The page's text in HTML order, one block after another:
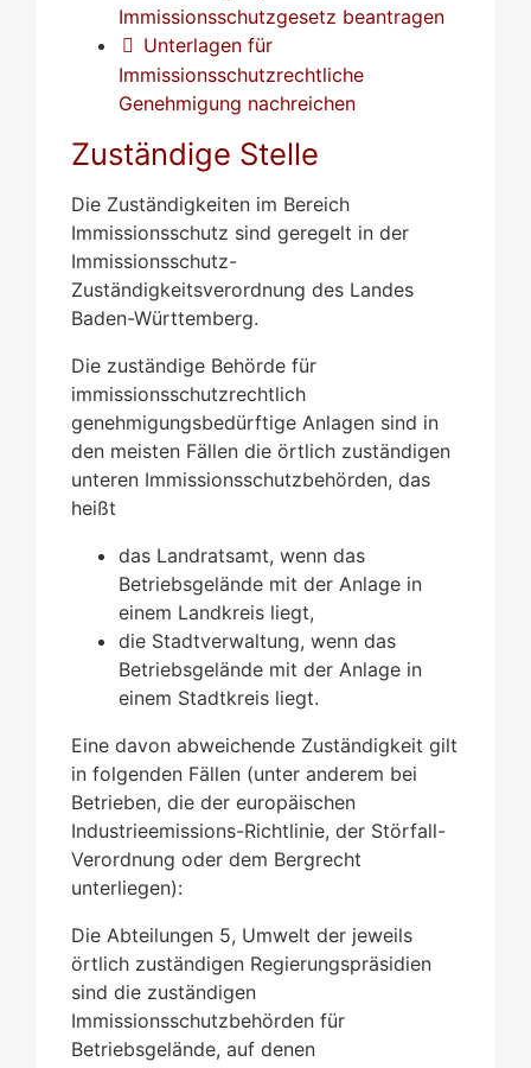
Immissionsschutzgesetz beantragen
Unterlagen für
Immissionsschutzrechtliche
Genehmigung nachreichen
Zuständige Stelle
Die Zuständigkeiten im Bereich
Immissionsschutz sind geregelt in der
Immissionsschutz-
Zuständigkeitsverordnung des Landes
Baden-Württemberg.
Die zuständige Behörde für
immissionsschutzrechtlich
genehmigungsbedürftige Anlagen sind in
den meisten Fällen die örtlich zuständigen
unteren Immissionsschutzbehörden, das
heißt
das Landratsamt, wenn das
Betriebsgelände mit der Anlage in
einem Landkreis liegt,
die Stadtverwaltung, wenn das
Betriebsgelände mit der Anlage in
einem Stadtkreis liegt.
Eine davon abweichende Zuständigkeit gilt
in folgenden Fällen (unter anderem bei
Betrieben, die der europäischen
Industrieemissions-Richtlinie, der Störfall-
Verordnung oder dem Bergrecht
unterliegen):
Die Abteilungen 5, Umwelt der jeweils
örtlich zuständigen Regierungspräsidien
sind die zuständigen
Immissionsschutzbehörden für
Betriebsgelände, auf denen